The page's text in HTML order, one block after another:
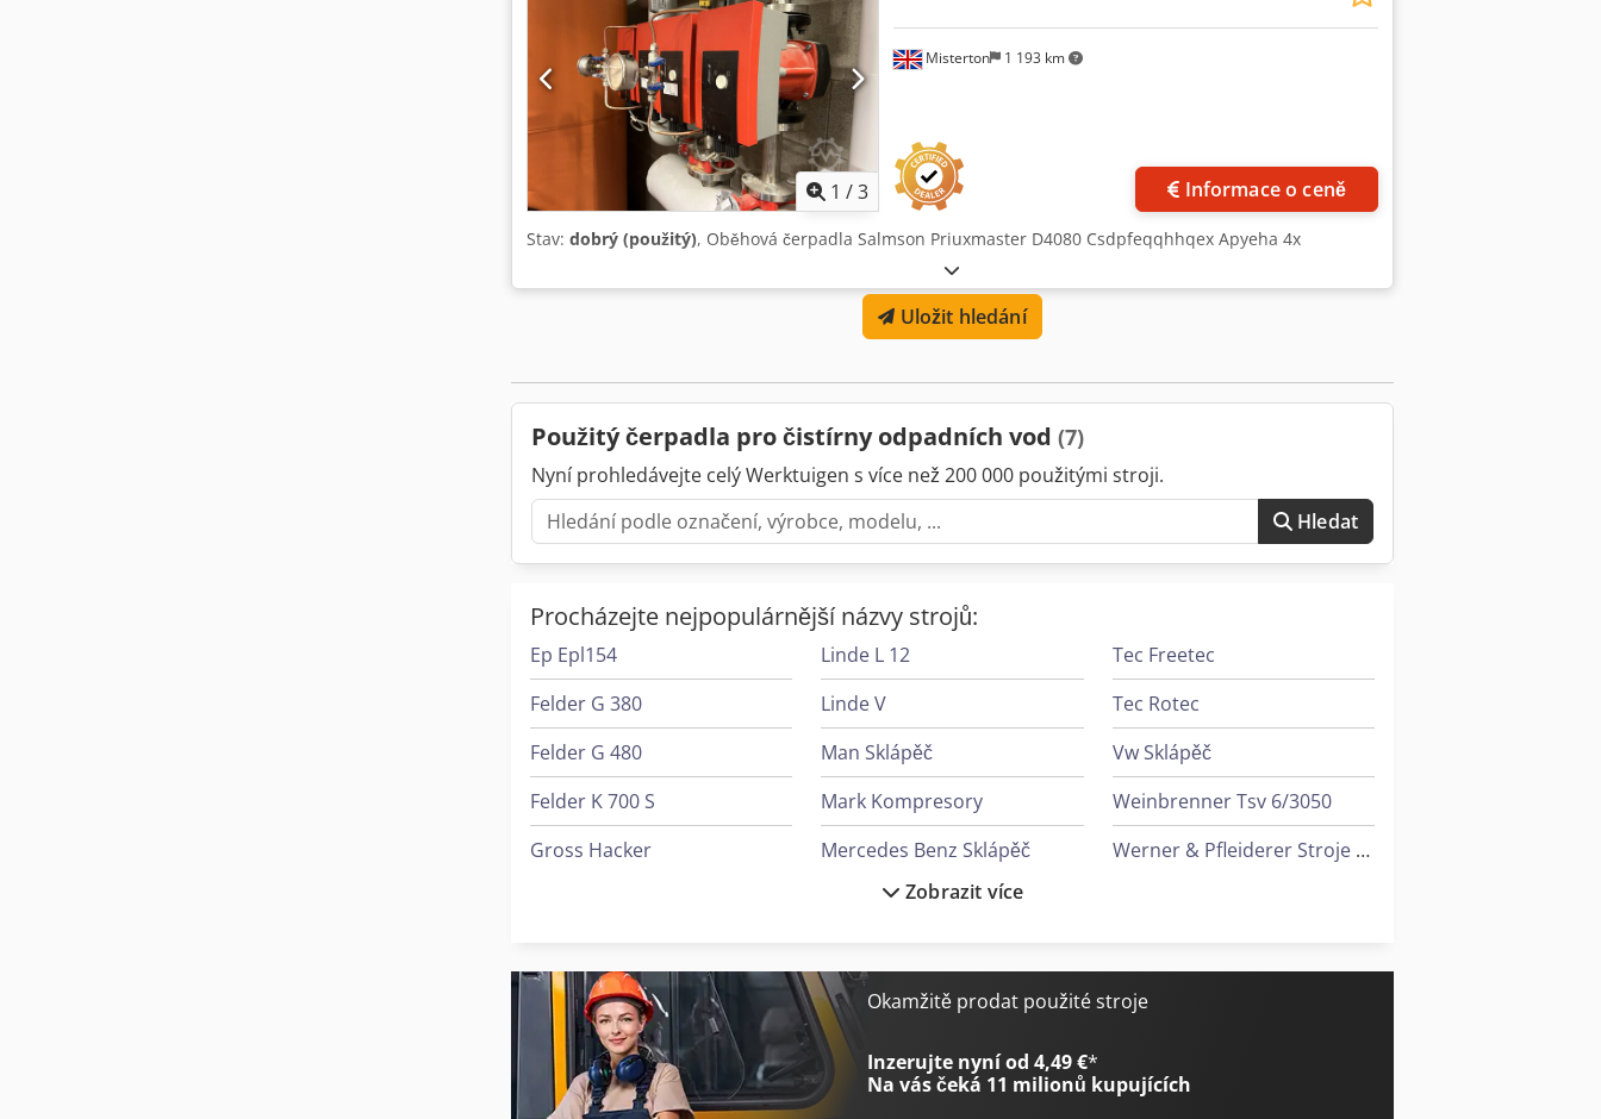
1 /3
Misterton 1 193 km
Informace o ceně
Stav: dobrý (použitý), Oběhová čerpadla Salmson Priuxmaster D4080 Csdpfeqqhhqex Apyeha 4x
Uložit hledání
Použitý čerpadla pro čistírny odpadních vod (7)
Nyní prohledávejte celý Werktuigen s více než 200 000 použitými stroji.
Hledat
Procházejte nejpopulárnější názvy strojů:
Ep Epl154
Felder G 380
Felder G 480
Felder K 700 S
Gross Hacker
Linde L 10
Linde L 12
Linde V
Man Sklápěč
Mark Kompresory
Mercedes Benz Sklápěč
Mercedes-Benz V
Sack & Kiesselbach Stroje Na Tvarování Ozubených Kol
Siemens Klimatizace
Tec Freetec
Tec Rotec
Vw Sklápěč
Weinbrenner Tsv 6/3050
Werner & Pfleiderer Stroje Na Zavěšení
Zobrazit více
Okamžitě prodat použité stroje
Inzerujte nyní od 4,49 €*
Na vás čeká 11 milionů kupujících